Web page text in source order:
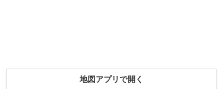
地図アプリで開く